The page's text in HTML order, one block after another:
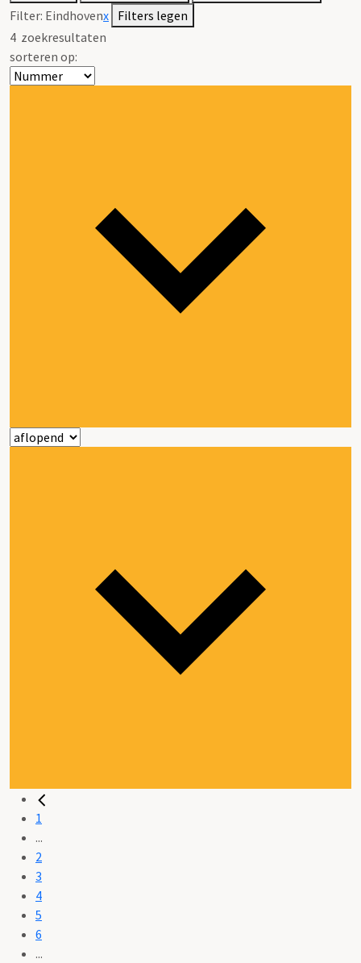
Filter: Eindhovenx Filters legen
4 zoekresultaten
sorteren op:
1
...
2
3
4
5
6
...